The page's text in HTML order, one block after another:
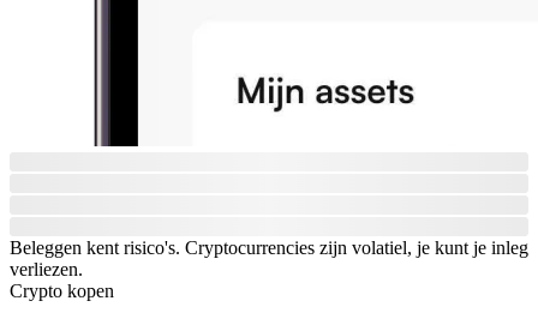
Beleggen kent risico's. Cryptocurrencies zijn volatiel, je kunt je inleg
verliezen.
Crypto kopen